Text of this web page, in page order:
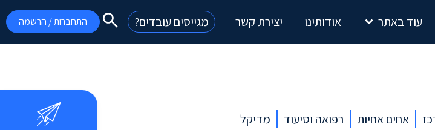
עוד באתר אודותינו יצירת קשר מגייסים עובדים? התחברות / הרשמה
אחים אחיות רפואה וסיעוד מדיקל